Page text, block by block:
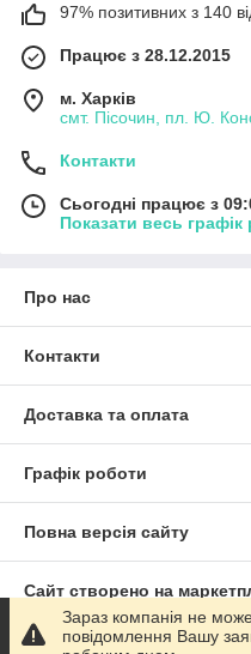
97% позитивних з 140
Працює з 28.12.2015
м. Харків
смт. Пісочин, пл. Ю.
Контакти
Сьогодні працює з
Показати весь графік
Про нас
Контакти
Доставка та оплата
Графік роботи
Повна версія сайту
Сайт створено на
Політика конфіденційності
Зараз компанія не
повідомлення Вашу